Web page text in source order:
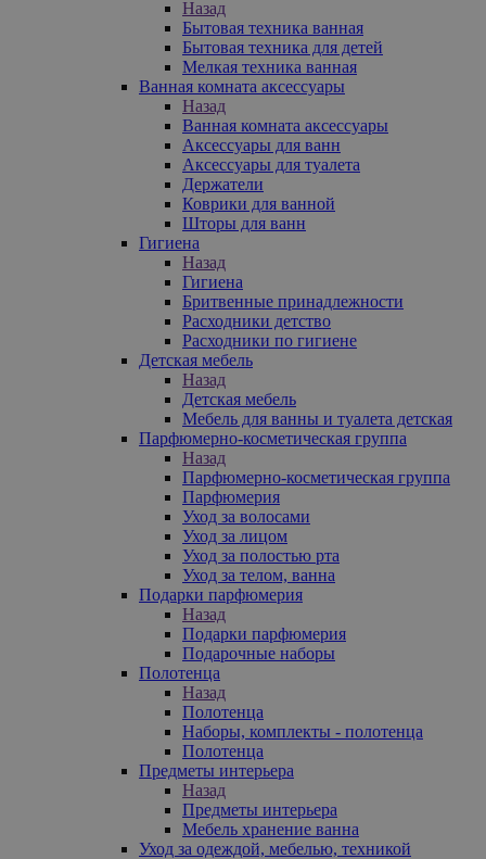
Назад
Бытовая техника ванная
Бытовая техника для детей
Мелкая техника ванная
Ванная комната аксессуары
Назад
Ванная комната аксессуары
Аксессуары для ванн
Аксессуары для туалета
Держатели
Коврики для ванной
Шторы для ванн
Гигиена
Назад
Гигиена
Бритвенные принадлежности
Расходники детство
Расходники по гигиене
Детская мебель
Назад
Детская мебель
Мебель для ванны и туалета детская
Парфюмерно-косметическая группа
Назад
Парфюмерно-косметическая группа
Парфюмерия
Уход за волосами
Уход за лицом
Уход за полостью рта
Уход за телом, ванна
Подарки парфюмерия
Назад
Подарки парфюмерия
Подарочные наборы
Полотенца
Назад
Полотенца
Наборы, комплекты - полотенца
Полотенца
Предметы интерьера
Назад
Предметы интерьера
Мебель хранение ванна
Уход за одеждой, мебелью, техникой